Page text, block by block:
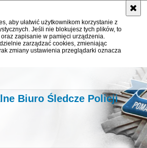
aby ułatwić użytkownikom korzystanie z
Jeśli nie blokujesz tych plików, to
zapisanie w pamięci urządzenia.
zarządzać cookies, zmieniając
zmiany ustawienia przeglądarki oznacza
Biuro Śledcze Policji